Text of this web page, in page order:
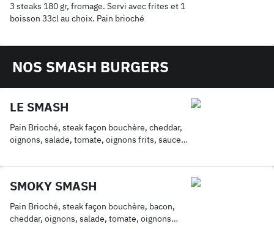
3 steaks 180 gr, fromage. Servi avec frites et 1
boisson 33cl au choix. Pain brioché
NOS SMASH BURGERS
LE SMASH
Pain Brioché, steak façon bouchère, cheddar,
oignons, salade, tomate, oignons frits, sauce
SMOKY SMASH
Pain Brioché, steak façon bouchère, bacon,
cheddar, oignons, salade, tomate, oignons